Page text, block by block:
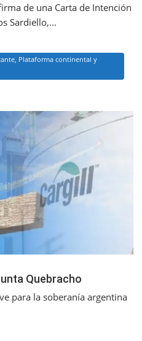
de una Carta de Intención
Sardiello,...
Plataforma continental y
Quebracho
para la soberanía argentina